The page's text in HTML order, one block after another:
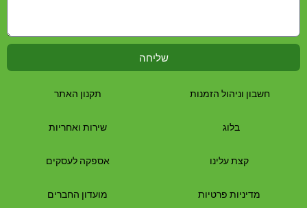
שליחה
חשבון וניהול הזמנות
בלוג
קצת עלינו
מדיניות פרטיות
תקנון האתר
שירות ואחריות
אספקה לעסקים
מועדון החברים